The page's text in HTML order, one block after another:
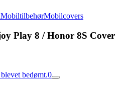
MobiltilbehørMobilcovers
Play 8 / Honor 8S Cover
bedømt.0